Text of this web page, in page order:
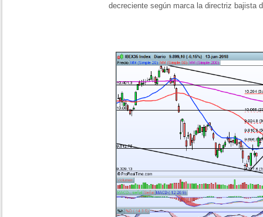
decreciente según marca la directriz bajista